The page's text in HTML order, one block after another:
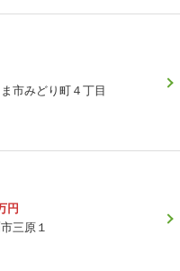
市みどり町４丁目
円
三原１